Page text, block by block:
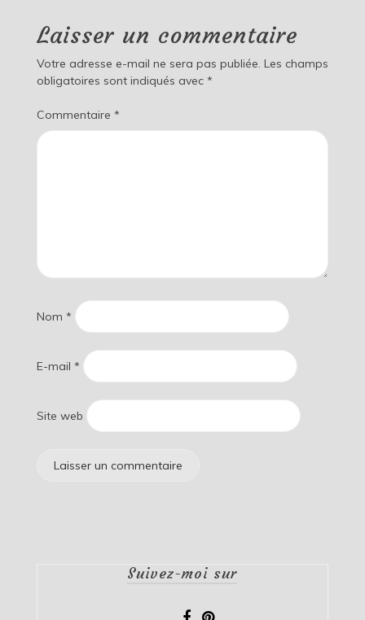
Laisser un commentaire
Votre adresse e-mail ne sera pas publiée. Les champs
obligatoires sont indiqués avec *
Commentaire *
Nom *
E-mail *
Site web
Suivez-moi sur